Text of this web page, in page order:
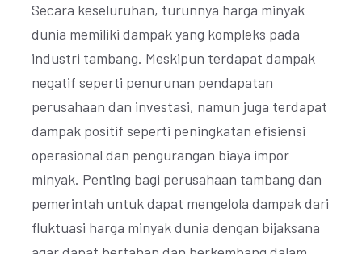
Secara keseluruhan, turunnya harga minyak
dunia memiliki dampak yang kompleks pada
industri tambang. Meskipun terdapat dampak
negatif seperti penurunan pendapatan
perusahaan dan investasi, namun juga terdapat
dampak positif seperti peningkatan efisiensi
operasional dan pengurangan biaya impor
minyak. Penting bagi perusahaan tambang dan
pemerintah untuk dapat mengelola dampak dari
fluktuasi harga minyak dunia dengan bijaksana